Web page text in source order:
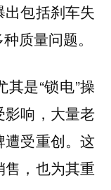
包括刹车失
质量问题。
是“锁电”操
响，大量老
受重创。这
，也为其重